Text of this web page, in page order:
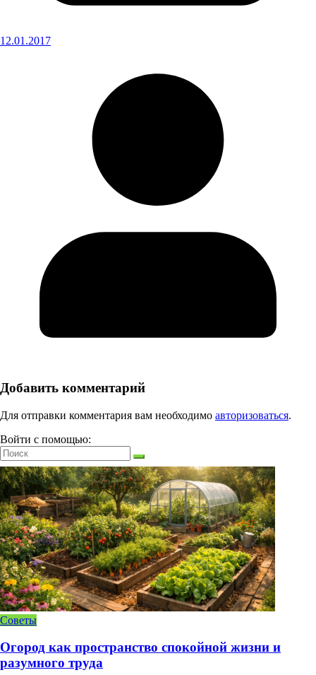
12.01.2017
Добавить комментарий
Для отправки комментария вам необходимо авторизоваться.
Войти с помощью:
Советы
Огород как пространство спокойной жизни и
разумного труда